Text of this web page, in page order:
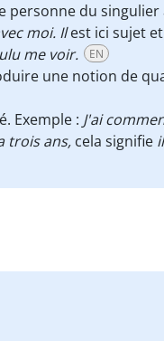
personne du singulier
moi. Ilest ici sujet et
me voir. EN
une notion de
Exemple : J'ai
trois ans, cela signifie il